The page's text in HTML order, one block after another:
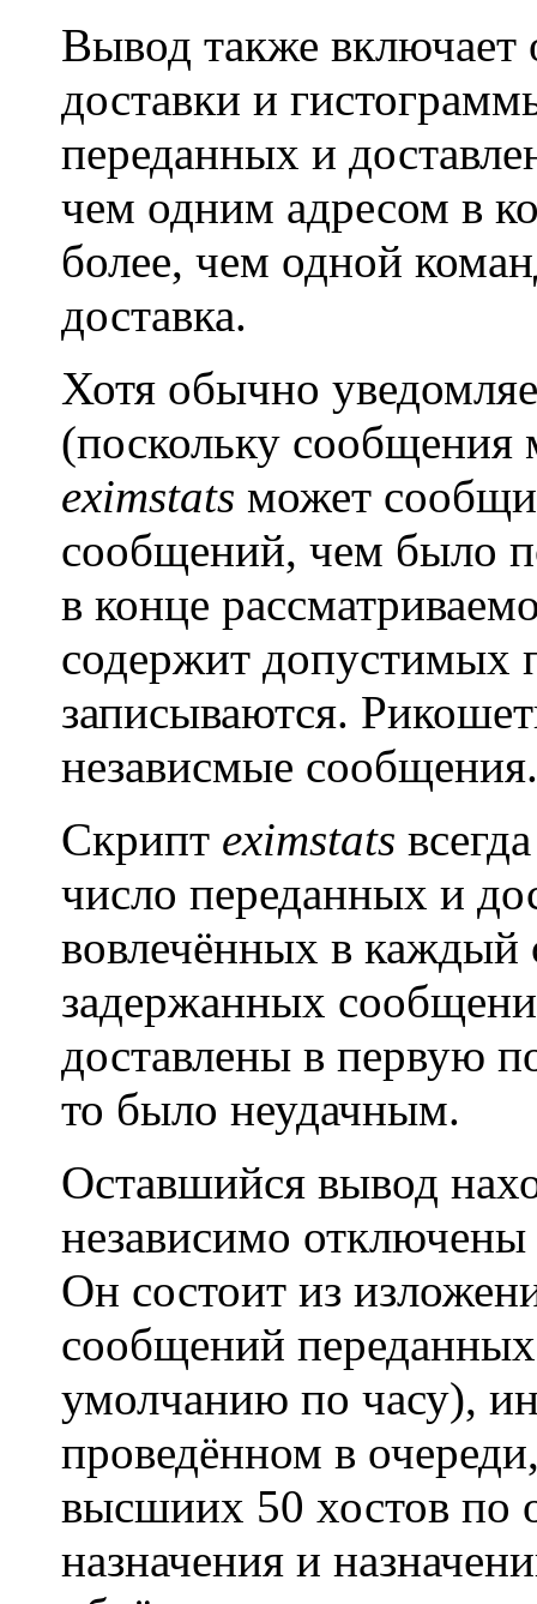
Вывод также включает
доставки и
переданных и
чем одним адресом в
более, чем одной
доставка.
Хотя обычно
(поскольку сообщения
eximstats может
сообщений, чем было
в конце
содержит допустимых
записываются.
независмые сообщения.
Скрипт eximstats
число переданных и
вовлечённых в каждый
задержанных
доставлены в первую
то было неудачным.
Оставшийся вывод
независимо
Он состоит из
сообщений
умолчанию по часу),
проведённом в
высшиих 50 хостов по
назначения и